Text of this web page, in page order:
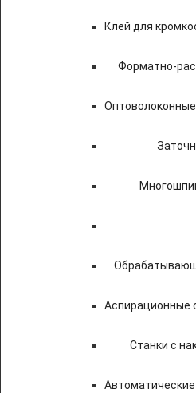
Клей для
Форматно-
Аспирационные
Станки с